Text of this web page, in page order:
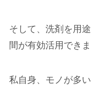
そして、洗剤を用
間が有効活用できま
私自身、モノが多